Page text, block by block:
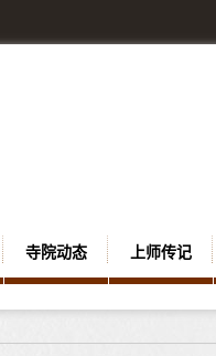
寺院动态 上师传记